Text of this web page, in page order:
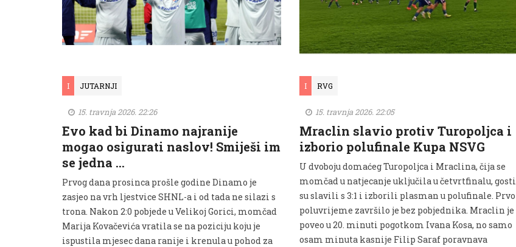
I JUTARNJI
15. travnja 2026. 22:26
Evo kad bi Dinamo najranije
mogao osigurati naslov! Smiješi im
se jedna …
Prvog dana prosinca prošle godine Dinamo je
zasjeo na vrh ljestvice SHNL-a i od tada ne silazi s
trona. Nakon 2:0 pobjede u Velikoj Gorici, momčad
Marija Kovačevića vratila se na poziciju koju je
ispustila mjesec dana ranije i krenula u pohod za
I RVG
15. travnja 2026. 22:05
Mraclin slavio protiv Turopoljca i
izborio polufinale Kupa NSVG
U dvoboju domaćeg Turopoljca i Mraclina, čija se
momčad u natjecanje uključila u četvrtfinalu, gosti
su slavili s 3:1 i izborili plasman u polufinale. Prvo
poluvrijeme završilo je bez pobjednika. Mraclin je
poveo u 20. minuti pogotkom Ivana Kosa, no samo
osam minuta kasnije Filip Saraf poravnava